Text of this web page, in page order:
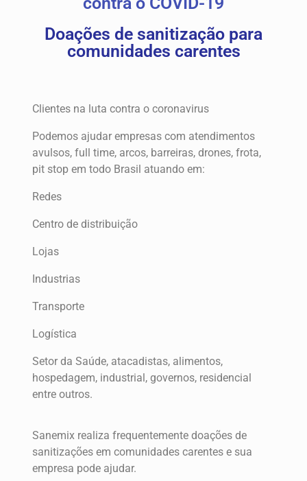
Doações de sanitização para
comunidades carentes
Clientes na luta contra o coronavirus
Podemos ajudar empresas com atendimentos
avulsos, full time, arcos, barreiras, drones, frota,
pit stop em todo Brasil atuando em:
Redes
Centro de distribuição
Lojas
Industrias
Transporte
Logística
Setor da Saúde, atacadistas, alimentos,
hospedagem, industrial, governos, residencial
entre outros.
Sanemix realiza frequentemente doações de
sanitizações em comunidades carentes e sua
empresa pode ajudar.